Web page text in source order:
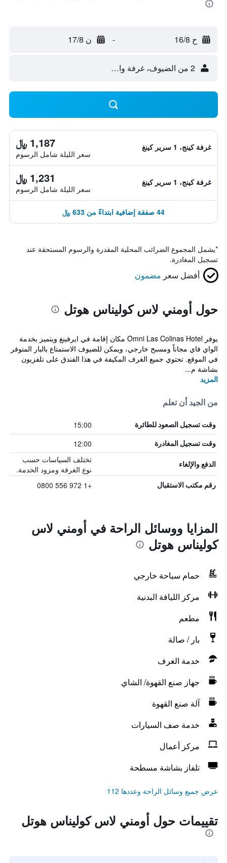
ح 16/8 - ن 17/8
2 من الضيوف، غرفة واحدة
غرفة كينج، 1 سرير كينغ 1,187 ﷼
سعر الليلة شامل الرسوم
غرفة كينج، 1 سرير كينغ 1,231 ﷼
سعر الليلة شامل الرسوم
44 صفقة إضافية ابتداءً من 633 ﷼
*يشمل المجموع الضرائب المحلية المقدرة والرسوم المستحقة عند
تسجيل المغادرة.
أفضل سعر مضمون
حول أومني لاس كوليناس هوتل
يوفر Omni Las Colinas Hotel مكان إقامة في ايرفينغ ويتميز بخدمة
الواي فاي مجاناً ومسبح خارجي، ويمكن للضيوف الاستمتاع بالبار المتوفر
في الموقع. تحتوي جميع الغرف المكيفة في هذا الفندق على تلفزيون
بشاشة م...
المزيد
من الجيد أن تعلم
وقت تسجيل الصعود للطائرة 15:00
وقت تسجيل المغادرة 12:00
الدفع والإلغاء
تختلف السياسات حسب
نوع الغرفة ومزود الخدمة.
رقم مكتب الاستقبال +1 972 556 0800
المزايا ووسائل الراحة في أومني لاس
كوليناس هوتل
حمام سباحة خارجي
مركز اللياقة البدنية
مطعم
بار / صالة
خدمة الغرف
جهاز صنع القهوة/ الشاي
آلة صنع القهوة
خدمة صف السيارات
مركز أعمال
تلفاز بشاشة مسطحة
عرض جميع وسائل الراحة وعددها 112
تقييمات حول أومني لاس كوليناس هوتل